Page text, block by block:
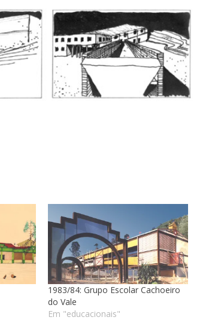
1983/84: Grupo Escolar Cachoeiro
do Vale
Em "educacionais"